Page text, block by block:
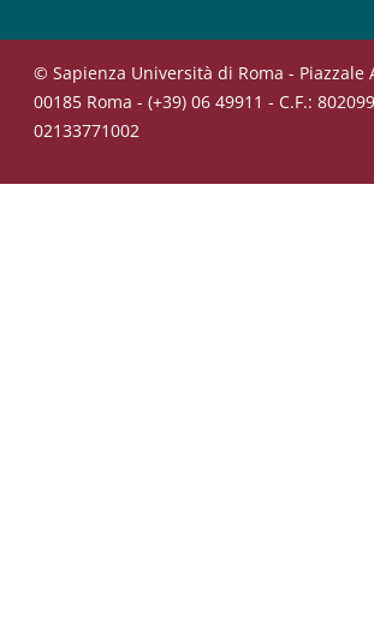
© Sapienza Università di Roma - Piazzale
00185 Roma - (+39) 06 49911 - C.F.:
02133771002